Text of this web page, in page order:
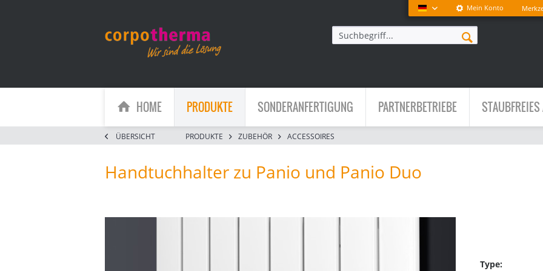
Deutsch Mein Konto
HOME PRODUKTE SONDERANFERTIGUNG PARTNERBETRIEBE STAUBFREIES
ÜBERSICHT PRODUKTE ZUBEHÖR ACCESSOIRES
Handtuchhalter zu Panio und Panio Duo
Type: